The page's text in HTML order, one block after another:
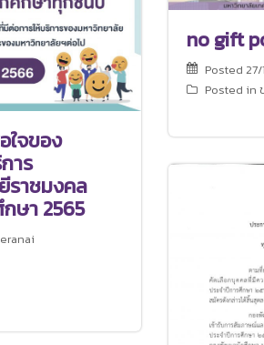
no gift
Posted
Posted in
ใจของ
าร
ราชมงคล
ษา 2565